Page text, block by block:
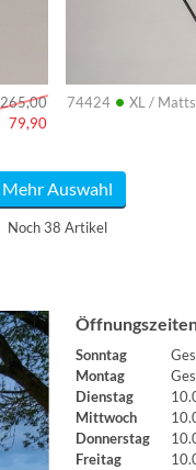
265,00
79,90
74424 • XL /
Mehr Auswahl
Noch 38 Artikel
Sonntag
Montag
Dienstag
Mittwoch
Donnerstag
Freitag